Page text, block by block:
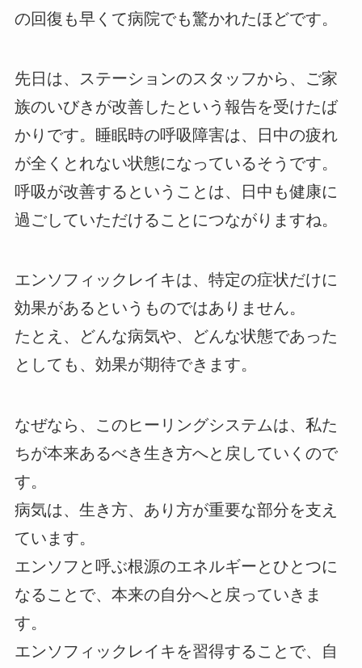
の回復も早くて病院でも驚かれたほどです。
先日は、ステーションのスタッフから、ご家
族のいびきが改善したという報告を受けたば
かりです。睡眠時の呼吸障害は、日中の疲れ
が全くとれない状態になっているそうです。
呼吸が改善するということは、日中も健康に
過ごしていただけることにつながりますね。
エンソフィックレイキは、特定の症状だけに
効果があるというものではありません。
たとえ、どんな病気や、どんな状態であった
としても、効果が期待できます。
なぜなら、このヒーリングシステムは、私た
ちが本来あるべき生き方へと戻していくので
す。
病気は、生き方、あり方が重要な部分を支え
ています。
エンソフと呼ぶ根源のエネルギーとひとつに
なることで、本来の自分へと戻っていきま
す。
エンソフィックレイキを習得することで、自